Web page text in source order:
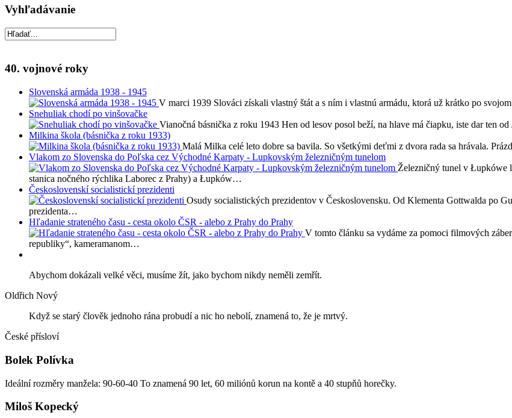
Vyhľadávanie
40. vojnové roky
Slovenská armáda 1938 - 1945
V marci 1939 Slováci získali vlastný štát a s ním i vlastnú armádu, ktorá už krátko po
Snehuliak chodí po vinšovačke
Vianočná básnička z roku 1943 Hen od lesov posol beží, na hlave má čiapku, iste dar ten
Milkina škola (básnička z roku 1933)
Malá Milka celé leto dobre sa bavila. So všetkými deťmi z dvora rada sa hrávala.
Vlakom zo Slovenska do Poľska cez Východné Karpaty - Lupkovským železničným tunelom
Železničný tunel v Łupkówe
stanica nočného rýchlika Laborec z Prahy) a Łupków…
Československí socialistickí prezidenti
Osudy socialistických prezidentov v Československu. Od Klementa Gottwalda po
prezidenta…
Hľadanie strateného času - cesta okolo ČSR - alebo z Prahy do Prahy
V tomto článku sa vydáme za pomoci filmových
republiky“, kameramanom…
Abychom dokázali velké věci, musíme žít, jako bychom nikdy neměli zemřít.
Oldřich Nový
Když se starý člověk jednoho rána probudí a nic ho nebolí, znamená to, že je mrtvý.
České přísloví
Bolek Polívka
Ideální rozměry manžela: 90-60-40 To znamená 90 let, 60 miliónů korun na kontě a 40 stupňů horečky.
Miloš Kopecký